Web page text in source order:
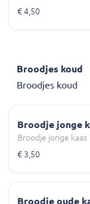
€ 4,50
Broodjes koud
Broodjes koud
Broodje jonge
Broodje jonge kaas
€ 3,50
Broodje oude